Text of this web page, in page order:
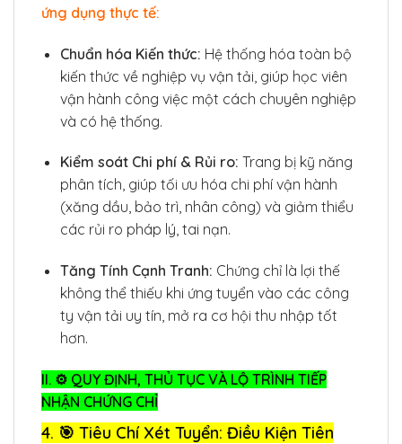
ứng dụng thực tế:
Chuẩn hóa Kiến thức: Hệ thống hóa toàn bộ
kiến thức về nghiệp vụ vận tải, giúp học viên
vận hành công việc một cách chuyên nghiệp
và có hệ thống.
Kiểm soát Chi phí & Rủi ro: Trang bị kỹ năng
phân tích, giúp tối ưu hóa chi phí vận hành
(xăng dầu, bảo trì, nhân công) và giảm thiểu
các rủi ro pháp lý, tai nạn.
Tăng Tính Cạnh Tranh: Chứng chỉ là lợi thế
không thể thiếu khi ứng tuyển vào các công
ty vận tải uy tín, mở ra cơ hội thu nhập tốt
hơn.
II. ⚙️ QUY ĐỊNH, THỦ TỤC VÀ LỘ TRÌNH TIẾP
NHẬN CHỨNG CHỈ
4. 🎯 Tiêu Chí Xét Tuyển: Điều Kiện Tiên